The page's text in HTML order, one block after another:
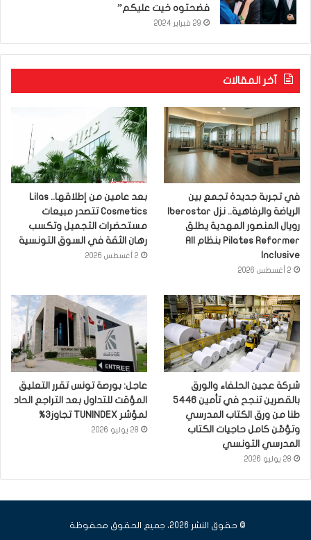
فضحتوه خيت عليكم”
29 فبراير 2024
آخر المقالات
في تجربة جديدة تجمع بين
رويال المنصور المهدية يطلق
Pilates Reformer بنظام All
Inclusive
2 أغسطس 2026
بعد عامين من إطلاقها.. Lilas
Cosmetics تتصدر مبيعات
مستحضرات التجميل وتكسب
رهان الثقة في السوق التونسية
2 أغسطس 2026
شركة عجين الحلفاء والورق
بالقصرين تنجح في تأمين 5446
طنا من ورق الكتاب المدرسي
وتؤمّن كامل حاجيات الكتاب
المدرسي التونسي
28 يوليو 2026
عاجل: بورصة تونس تقرر التعليق
المؤقت للتداول بعد التراجع الحاد
لمؤشر TUNINDEX تجاوز3%
28 يوليو 2026
© حقوق النشر 2026، جميع الحقوق محفوظة